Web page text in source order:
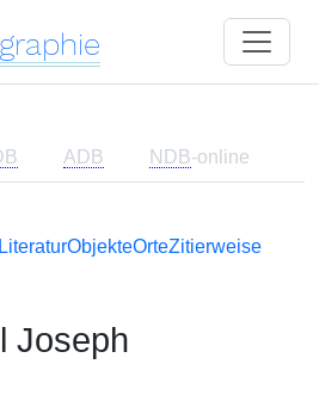
ADB NDB-online
LiteraturObjekteOrteZitierweise
Joseph